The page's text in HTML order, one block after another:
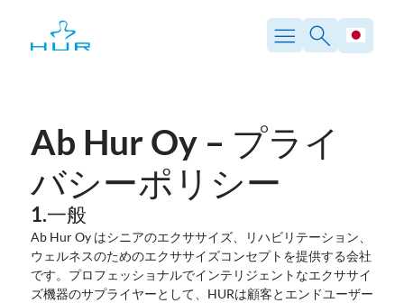
Ab Hur Oy – プライ
バシーポリシー
1.一般
Ab Hur Oy はシニアのエクササイズ、リハビリテーション、
ウェルネスのためのエクササイズコンセプトを提供する会社
です。プロフェッショナルでインテリジェントなエクササイ
ズ機器のサプライヤーとして、HURは顧客とエンドユーザー